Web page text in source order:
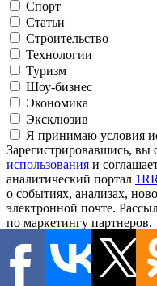
Спорт
Статьи
Строительство
Технологии
Туризм
Шоу-бизнес
Экономика
Эксклюзив
Я принимаю условия
Зарегистрировавшись, вы
использования и
аналитический портал
о событиях, анализах,
электронной почте.
по маркетингу партнеров.
Адрес электронной почты
Подписаться на рассылку